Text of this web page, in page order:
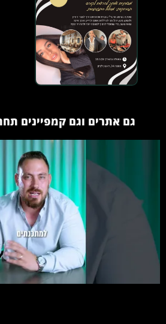
גם אתרים וגם קמפיינים